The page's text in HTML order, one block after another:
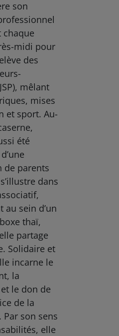
son
chaque
midi pour
des
mêlant
mises
et sport. Au-
été
de parents
dans
au sein d’un
thaï,
partage
Solidaire et
incarne le
la
le don de
de la
son sens
elle